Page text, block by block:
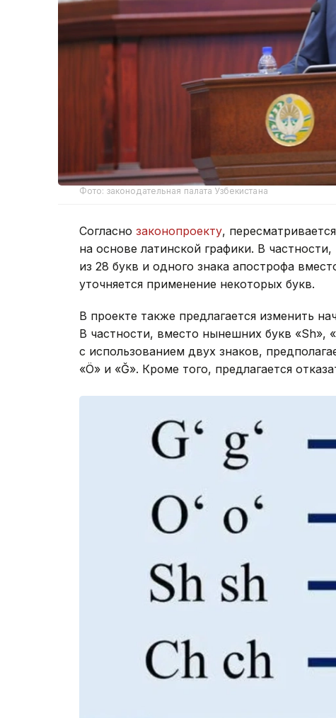
Фото: законодательная палата Узбекистана
Согласно законопроекту,
на основе латинской графики. В
из 28 букв и одного знака апострофа
уточняется применение некоторых букв.
В проекте также предлагается изменить
В частности, вместо нынешних букв «Sh»,
с использованием двух знаков,
«Ö» и «Ğ». Кроме того, предлагается